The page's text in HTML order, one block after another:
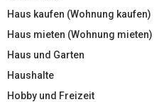
Haus kaufen (Wohnung kaufen)
Haus mieten (Wohnung mieten)
Haus und Garten
Haushalte
Hobby und Freizeit